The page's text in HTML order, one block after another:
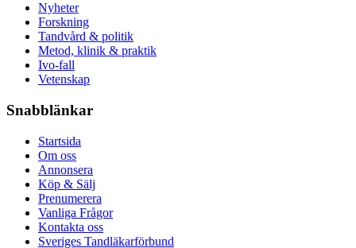
Nyheter
Forskning
Tandvård & politik
Metod, klinik & praktik
Ivo-fall
Vetenskap
Snabblänkar
Startsida
Om oss
Annonsera
Köp & Sälj
Prenumerera
Vanliga Frågor
Kontakta oss
Sveriges Tandläkarförbund